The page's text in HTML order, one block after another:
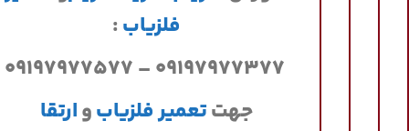
فلزیاب:
جهتتعمیر فلزیابوارتقا